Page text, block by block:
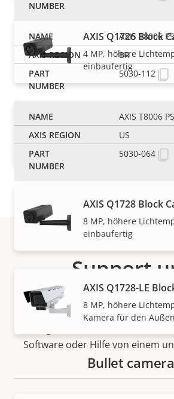
AXIS Q1726 Block
4 MP, höhere
einbaufertig
AXIS Q1726-LE
4 MP, höhere
Kamera für den
AXIS Q1728 Block
8 MP, höhere
einbaufertig
AXIS Q1728-LE
8 MP, höhere
Kamera für den
Bullet
AXIS T8006
BR
5030-112
AXIS T8006
US
5030-064
Support
Software oder Hilfe von einem